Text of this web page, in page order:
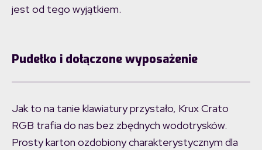
jest od tego wyjątkiem.
Pudełko i dołączone wyposażenie
Jak to na tanie klawiatury przystało, Krux Crato
RGB trafia do nas bez zbędnych wodotrysków.
Prosty karton ozdobiony charakterystycznym dla